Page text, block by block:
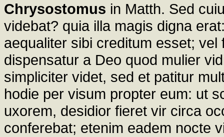
Chrysostomus in Matth. Sed
videbat? quia illa magis digna
aequaliter sibi creditum esset;
dispensatur a Deo quod mulier
simpliciter videt, sed et patitur
hodie per visum propter eum: ut
uxorem, desidior fieret vir circa
conferebat; etenim eadem nocte